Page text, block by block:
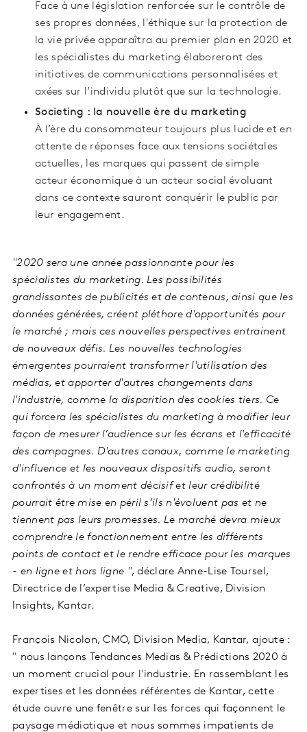
Face à une législation renforcée sur le contrôle de
ses propres données, l'éthique sur la protection de
la vie privée apparaîtra au premier plan en 2020 et
les spécialistes du marketing élaboreront des
initiatives de communications personnalisées et
axées sur l’individu plutôt que sur la technologie.
Societing : la nouvelle ère du marketing
À l’ère du consommateur toujours plus lucide et en
attente de réponses face aux tensions sociétales
actuelles, les marques qui passent de simple
acteur économique à un acteur social évoluant
dans ce contexte sauront conquérir le public par
leur engagement.
"2020 sera une année passionnante pour les
spécialistes du marketing. Les possibilités
grandissantes de publicités et de contenus, ainsi que les
données générées, créent pléthore d'opportunités pour
le marché ; mais ces nouvelles perspectives entrainent
de nouveaux défis. Les nouvelles technologies
émergentes pourraient transformer l'utilisation des
médias, et apporter d'autres changements dans
l'industrie, comme la disparition des cookies tiers. Ce
qui forcera les spécialistes du marketing à modifier leur
façon de mesurer l’audience sur les écrans et l'efficacité
des campagnes. D'autres canaux, comme le marketing
d'influence et les nouveaux dispositifs audio, seront
confrontés à un moment décisif et leur crédibilité
pourrait être mise en péril s’ils n'évoluent pas et ne
tiennent pas leurs promesses. Le marché devra mieux
comprendre le fonctionnement entre les différents
points de contact et le rendre efficace pour les marques
- en ligne et hors ligne ", déclare Anne-Lise Toursel,
Directrice de l’expertise Media & Creative, Division
Insights, Kantar.
François Nicolon, CMO, Division Media, Kantar, ajoute :
" nous lançons Tendances Medias & Prédictions 2020 à
un moment crucial pour l'industrie. En rassemblant les
expertises et les données référentes de Kantar, cette
étude ouvre une fenêtre sur les forces qui façonnent le
paysage médiatique et nous sommes impatients de